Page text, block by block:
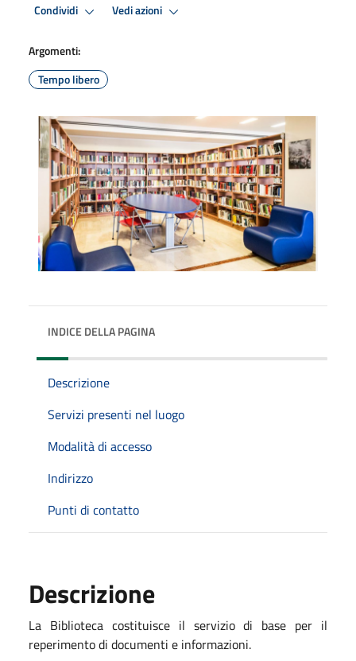
Condividi Vedi azioni
Argomenti:
Tempo libero
INDICE DELLA PAGINA
Descrizione
Servizi presenti nel luogo
Modalità di accesso
Indirizzo
Punti di contatto
Descrizione
La Biblioteca costituisce il servizio di base per il
reperimento di documenti e informazioni.